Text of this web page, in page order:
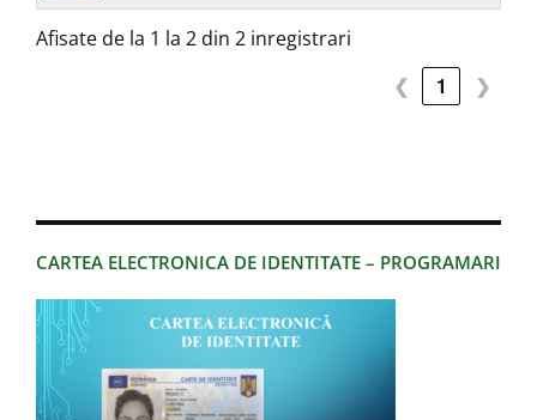
CARTEA ELECTRONICA DE IDENTITATE – PROGRAMARI
Afisate de la 1 la 2 din 2 inregistrari
❮ 1 ❯